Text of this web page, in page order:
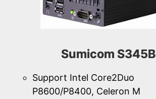
Sumicom S345B
Support Intel Core2Duo
P8600/P8400, Celeron M